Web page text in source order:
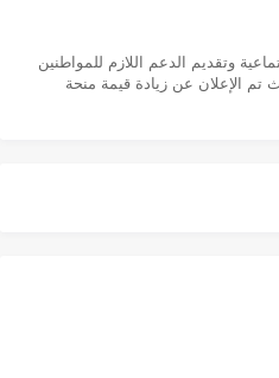
وتقديم الدعم اللازم للمواطنين
تم الإعلان عن زيادة قيمة منحة